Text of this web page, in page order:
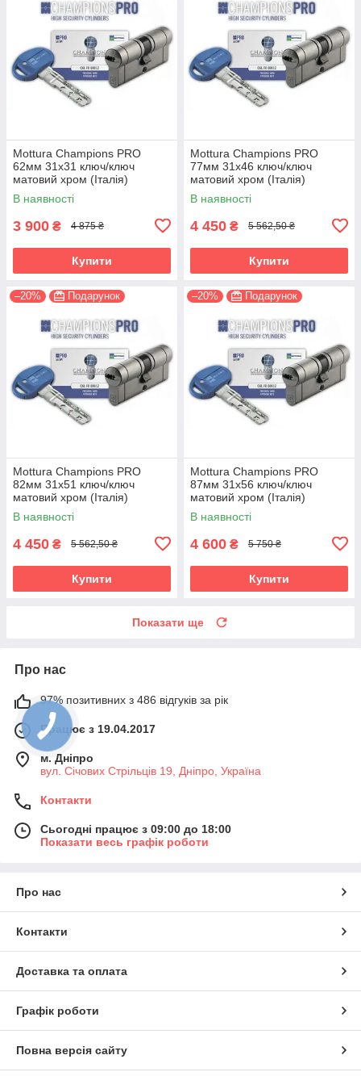
Mottura Champions PRO
62мм 31х31 ключ/ключ
матовий хром (Італія)
В наявності
3 900 ₴ 4 875 ₴
Купити
Mottura Champions PRO
77мм 31х46 ключ/ключ
матовий хром (Італія)
В наявності
4 450 ₴ 5 562,50 ₴
Купити
–20% Подарунок
Mottura Champions PRO
82мм 31х51 ключ/ключ
матовий хром (Італія)
В наявності
4 450 ₴ 5 562,50 ₴
Купити
–20% Подарунок
Mottura Champions PRO
87мм 31х56 ключ/ключ
матовий хром (Італія)
В наявності
4 600 ₴ 5 750 ₴
Купити
Показати ще
Про нас
97% позитивних з 486 відгуків за рік
Працює з 19.04.2017
м. Дніпро
вул. Січових Стрільців 19, Дніпро, Україна
Контакти
Сьогодні працює з 09:00 до 18:00
Показати весь графік роботи
Про нас
Контакти
Доставка та оплата
Графік роботи
Повна версія сайту